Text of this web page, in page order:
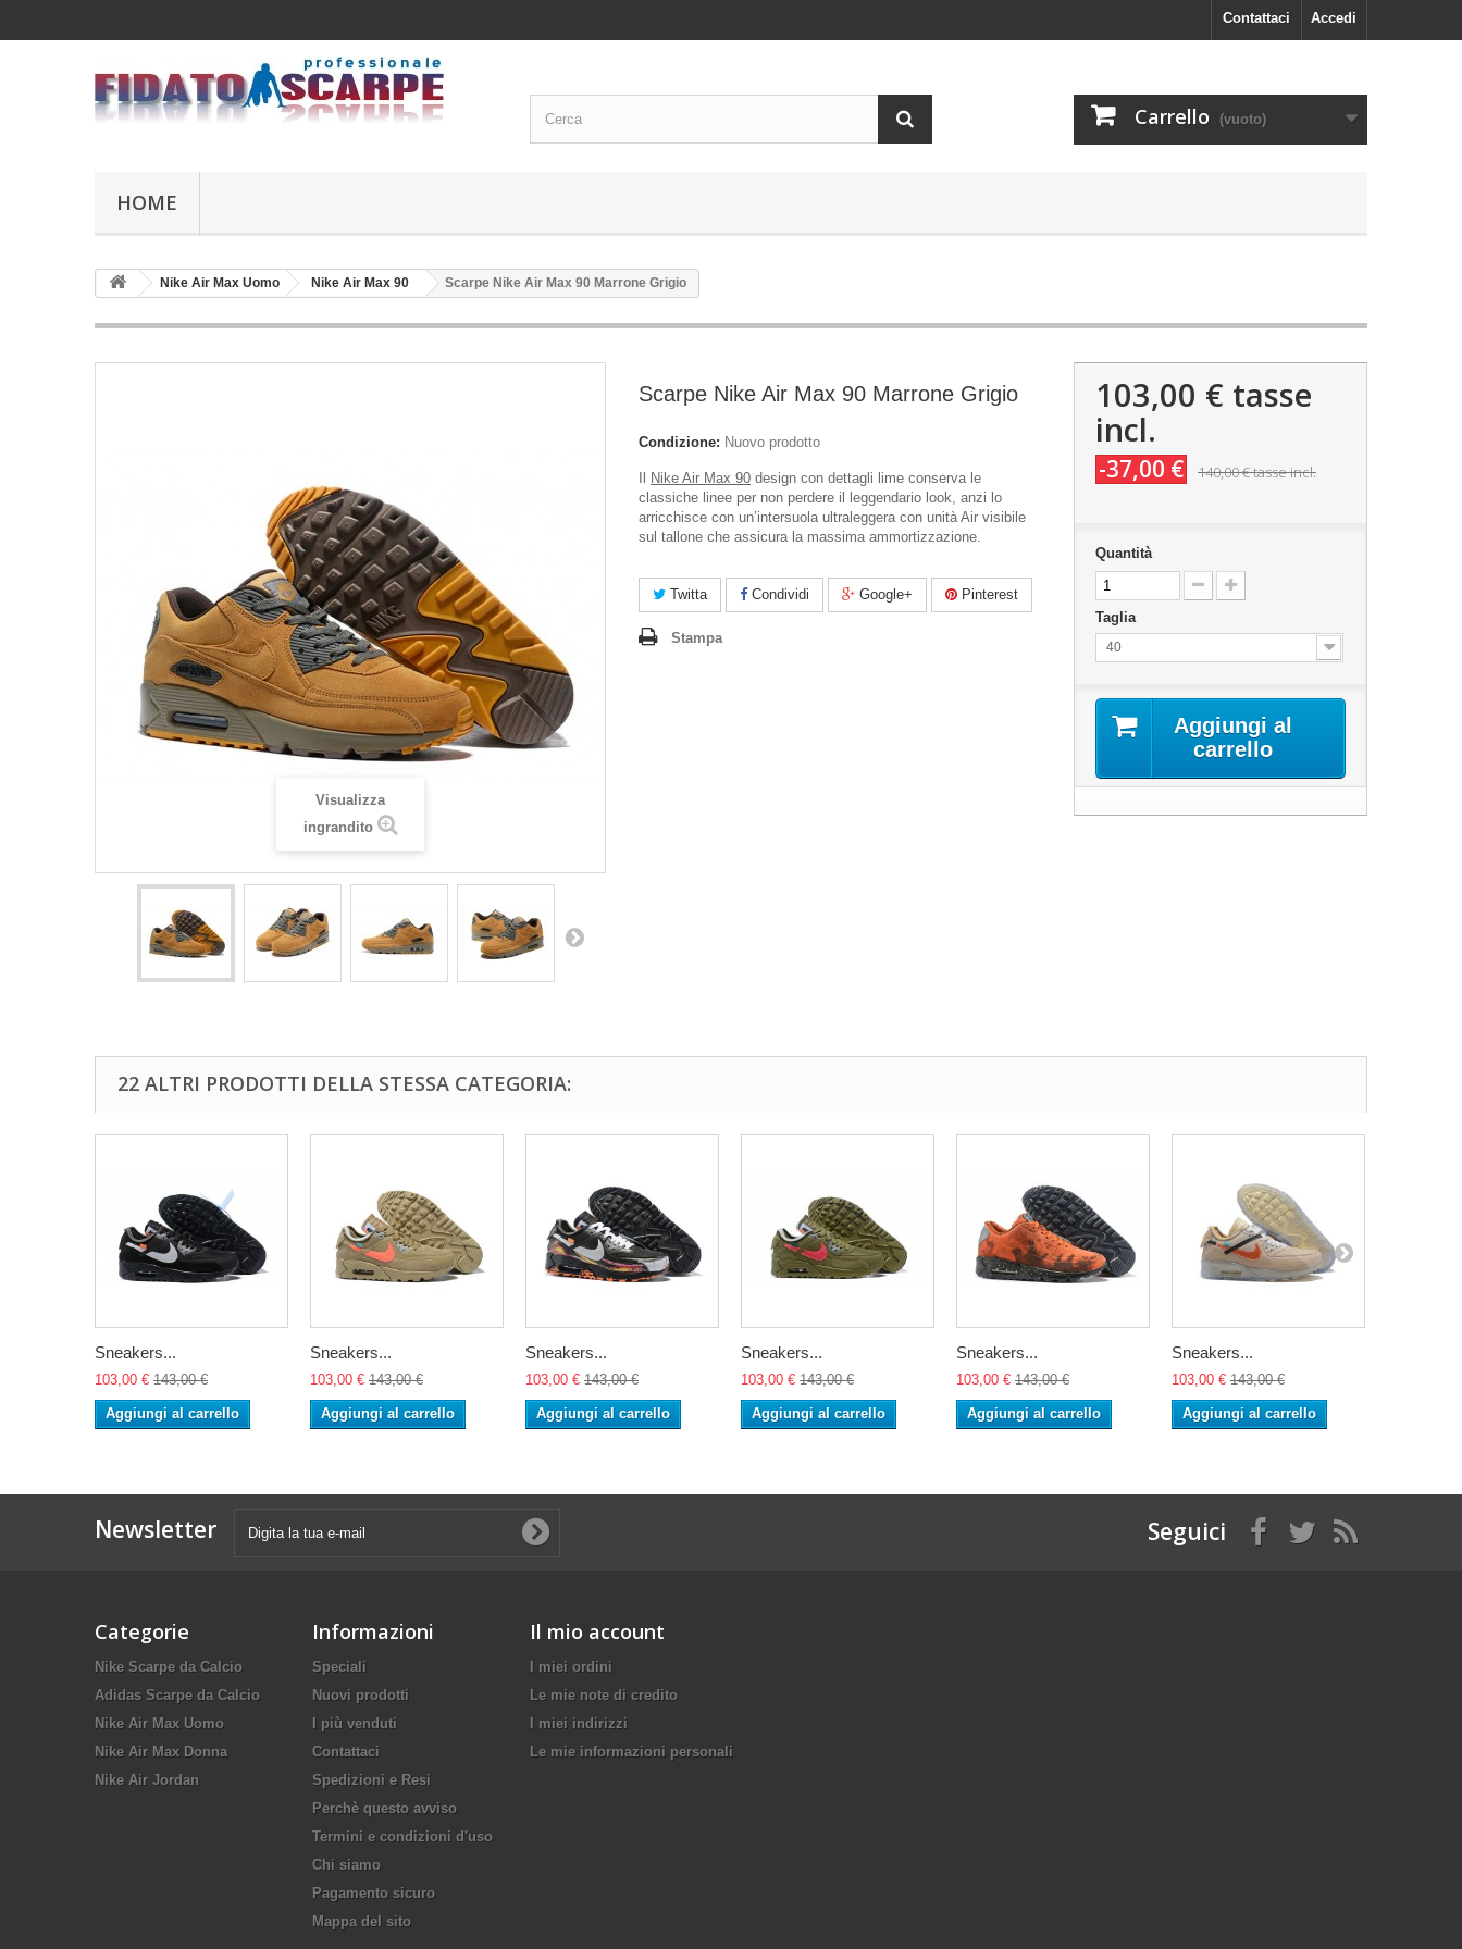
Accedi
Contattaci
Carrello (vuoto)
HOME
Nike Air Max Uomo Nike Air Max 90 Scarpe Nike Air Max 90 Marrone Grigio
Visualizza
ingrandito
Scarpe Nike Air Max 90 Marrone Grigio
Condizione: Nuovo prodotto
Nike Air Max 90 design con dettagli lime conserva le
classiche linee per non perdere il leggendario look, anzi lo
arricchisce con un’intersuola ultraleggera con unità Air visibile
sul tallone che assicura la massima ammortizzazione.
Twitta Condividi Google+ Pinterest
Stampa
103,00 € tasse
incl.
-37,00 € 140,00 €tasse incl.
Quantità
Taglia
40
Aggiungi al
carrello
22 ALTRI PRODOTTI DELLA STESSA CATEGORIA:
Sneakers...
103,00 € 143,00 €
Aggiungi al carrello
Sneakers...
103,00 € 143,00 €
Aggiungi al carrello
Sneakers...
103,00 € 143,00 €
Aggiungi al carrello
Sneakers...
103,00 € 143,00 €
Aggiungi al carrello
Sneakers...
103,00 € 143,00 €
Aggiungi al carrello
Sneakers...
103,00 € 143,00 €
Aggiungi al carrello
Newsletter Seguici
Categorie
Nike Scarpe da Calcio
Adidas Scarpe da Calcio
Nike Air Max Uomo
Nike Air Max Donna
Nike Air Jordan
Informazioni
Speciali
Nuovi prodotti
I più venduti
Contattaci
Spedizioni e Resi
Perchè questo avviso
Termini e condizioni d'uso
Chi siamo
Pagamento sicuro
Mappa del sito
Il mio account
I miei ordini
Le mie note di credito
I miei indirizzi
Le mie informazioni personali